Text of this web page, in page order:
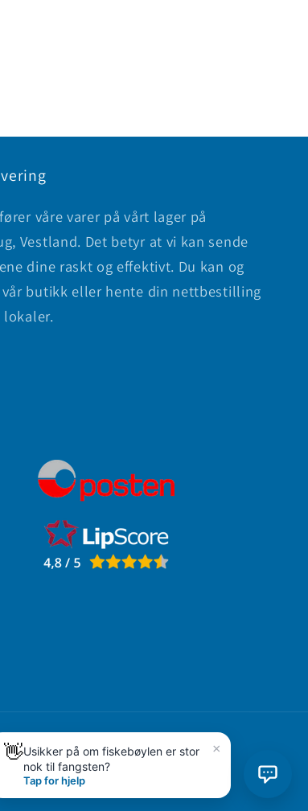
våre varer på vårt lager på
Vestland. Det betyr at vi kan sende
dine raskt og effektivt. Du kan og
vår butikk eller hente din nettbestilling
lokaler.
for frakt Juridisk merknad
×
👋Usikker på om fiskebøylen er stor
nok til fangsten?
Tap for hjelp